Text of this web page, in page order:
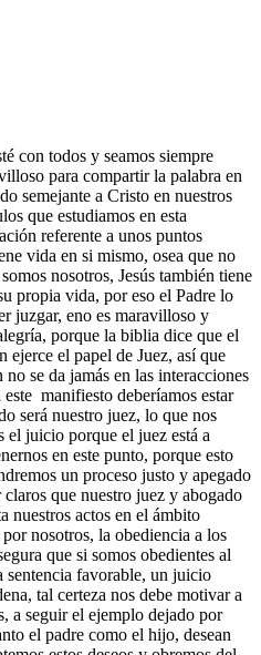
con todos y seamos siempre
para compartir la palabra en
semejante a Cristo en nuestros
que estudiamos en esta
referente a unos puntos
vida en si mismo, osea que no
nosotros, Jesús también tiene
propia vida, por eso el Padre lo
juzgar, eno es maravilloso y
porque la biblia dice que el
ejerce el papel de Juez, así que
no se da jamás en las interacciones
manifiesto deberíamos estar
será nuestro juez, lo que nos
el juicio porque el juez está a
en este punto, porque esto
un proceso justo y apegado
que nuestro juez y abogado
nuestros actos en el ámbito
nosotros, la obediencia a los
que si somos obedientes al
sentencia favorable, un juicio
tal certeza nos debe motivar a
a seguir el ejemplo dejado por
el padre como el hijo, desean